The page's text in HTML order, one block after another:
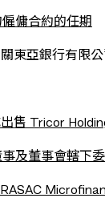
傭合約的任期
東亞銀行有限
售 Tricor
及董事會轄下